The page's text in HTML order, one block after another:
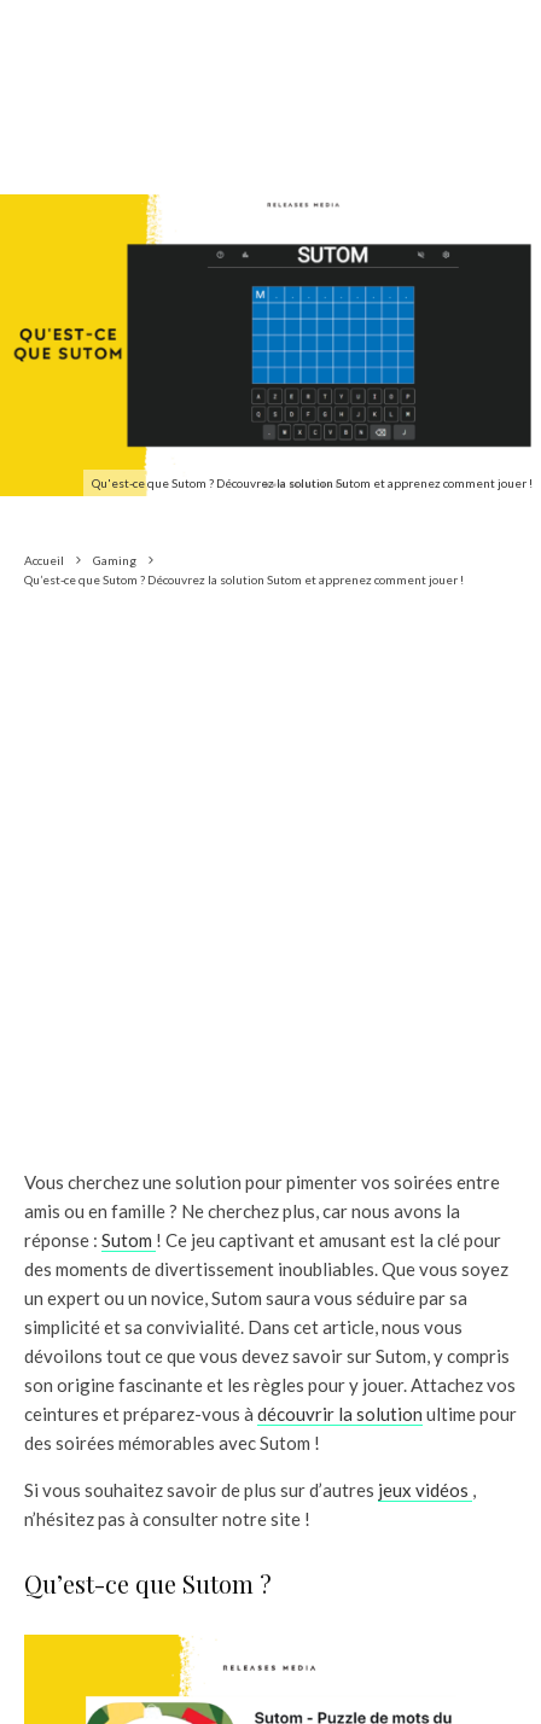
Qu'est-ce que Sutom ? Découvrez la solution Sutom et apprenez comment jouer !
Accueil
Gaming
Qu’est-ce que Sutom ? Découvrez la solution Sutom et apprenez comment jouer !
Vous cherchez une solution pour pimenter vos soirées entre
amis ou en famille ? Ne cherchez plus, car nous avons la
réponse : Sutom ! Ce jeu captivant et amusant est la clé pour
des moments de divertissement inoubliables. Que vous soyez
un expert ou un novice, Sutom saura vous séduire par sa
simplicité et sa convivialité. Dans cet article, nous vous
dévoilons tout ce que vous devez savoir sur Sutom, y compris
son origine fascinante et les règles pour y jouer. Attachez vos
ceintures et préparez-vous à découvrir la solution ultime pour
des soirées mémorables avec Sutom !
Si vous souhaitez savoir de plus sur d’autres jeux vidéos ,
n’hésitez pas à consulter notre site !
Qu’est-ce que Sutom ?